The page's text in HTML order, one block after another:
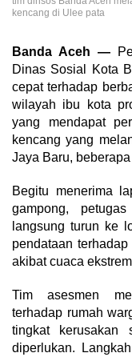
kencang di Ulee pata
Banda Aceh —
Dinas Sosial Kota
cepat terhadap
wilayah ibu kota
yang mendapat
kencang yang
Jaya Baru,
Begitu menerima
gampong,
langsung turun ke
pendataan
akibat cuaca
Tim asesmen
terhadap rumah
tingkat kerusakan
diperlukan.